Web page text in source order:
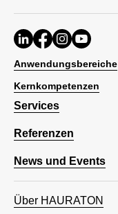
Anwendungsbereiche
Kernkompetenzen
Services
Referenzen
News und Events
Über HAURATON